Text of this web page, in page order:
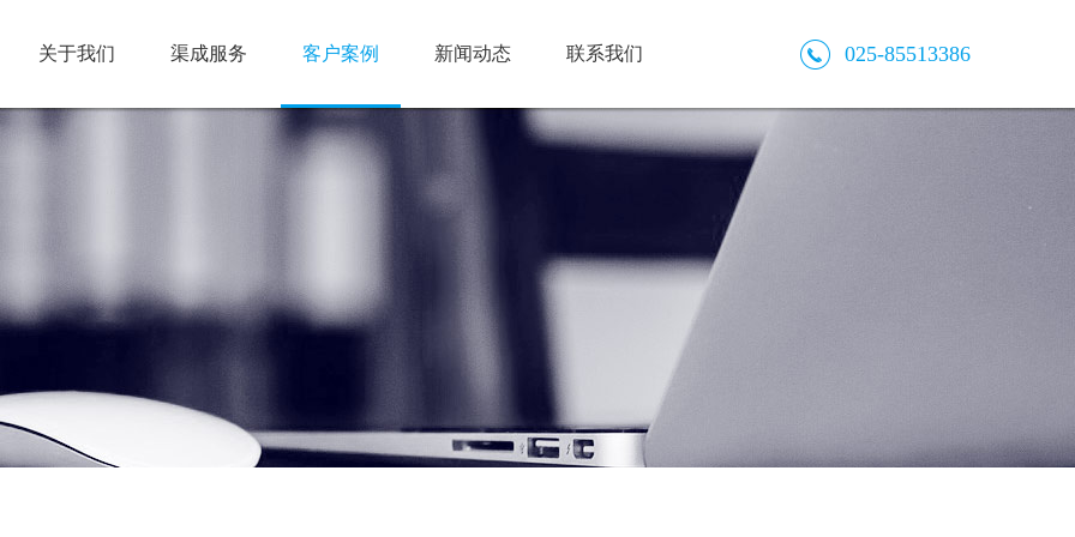
关于我们 渠成服务 客户案例 新闻动态 联系我们 025-85513386